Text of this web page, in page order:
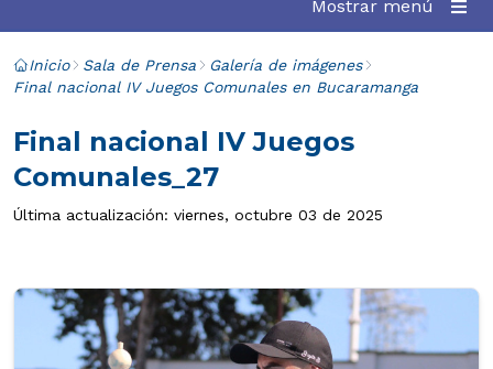
Mostrar menú
Inicio Sala de Prensa
Galería de imágenes
Final nacional IV Juegos Comunales en Bucaramanga
Final nacional IV Juegos
Comunales_27
Última actualización: viernes, octubre 03 de 2025